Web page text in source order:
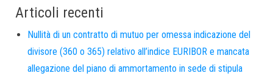
Articoli recenti
Nullità di un contratto di mutuo per omessa indicazione del
divisore (360 o 365) relativo all’indice EURIBOR e mancata
allegazione del piano di ammortamento in sede di stipula